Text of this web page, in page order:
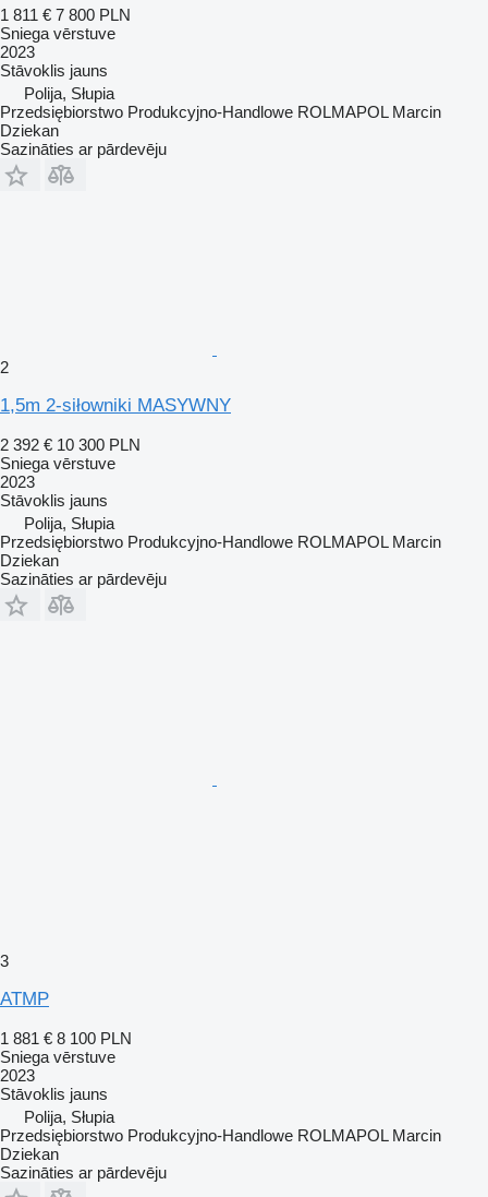
1 811 € 7 800 PLN
Sniega vērstuve
2023
Stāvoklis jauns
Polija, Słupia
Przedsiębiorstwo Produkcyjno-Handlowe ROLMAPOL Marcin
Dziekan
Sazināties ar pārdevēju
2
1,5m 2-siłowniki MASYWNY
2 392 € 10 300 PLN
Sniega vērstuve
2023
Stāvoklis jauns
Polija, Słupia
Przedsiębiorstwo Produkcyjno-Handlowe ROLMAPOL Marcin
Dziekan
Sazināties ar pārdevēju
3
ATMP
1 881 € 8 100 PLN
Sniega vērstuve
2023
Stāvoklis jauns
Polija, Słupia
Przedsiębiorstwo Produkcyjno-Handlowe ROLMAPOL Marcin
Dziekan
Sazināties ar pārdevēju